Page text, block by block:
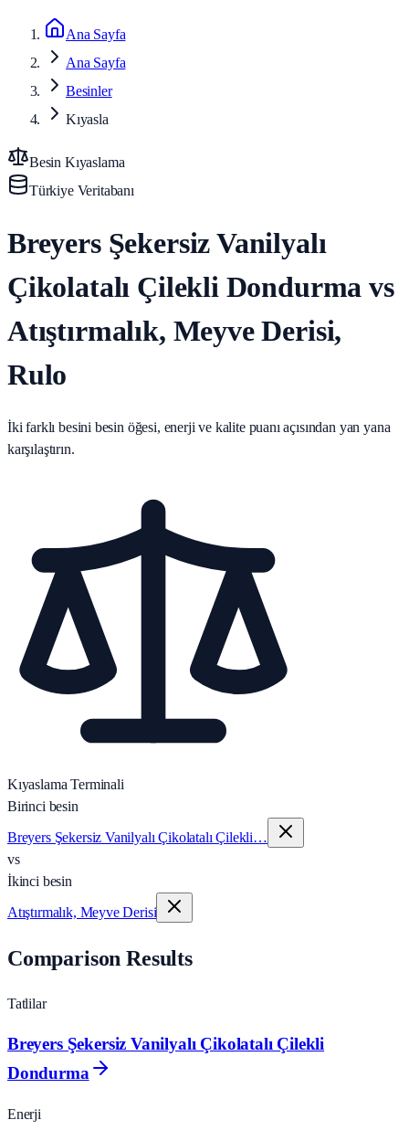
Ana Sayfa
Ana Sayfa
Besinler
Kıyasla
Besin Kıyaslama
Türkiye Veritabanı
Breyers Şekersiz Vanilyalı
Çikolatalı Çilekli Dondurma vs
Atıştırmalık, Meyve Derisi,
Rulo
İki farklı besini besin öğesi, enerji ve kalite puanı açısından yan yana
karşılaştırın.
Kıyaslama Terminali
Birinci besin
Breyers Şekersiz Vanilyalı Çikolatalı Çilekli…
vs
İkinci besin
Atıştırmalık, Meyve Derisi
Comparison Results
Tatlilar
Breyers Şekersiz Vanilyalı Çikolatalı Çilekli
Dondurma
Enerji